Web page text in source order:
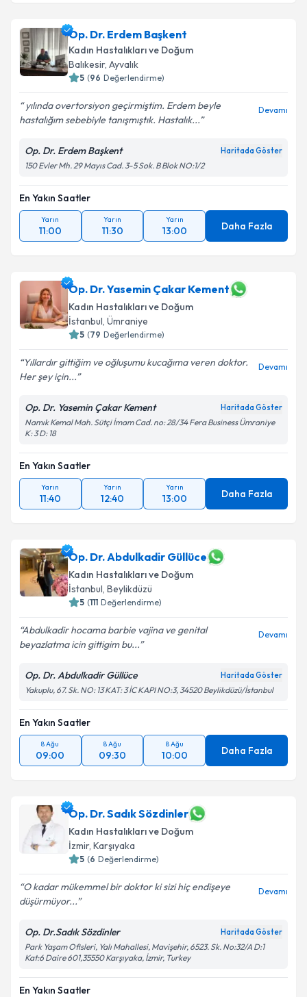
Op. Dr. Erdem Başkent
Kadın Hastalıkları ve Doğum
Balıkesir, Ayvalık
5 (96 Değerlendirme)
yılında overtorsiyon geçirmiştim. Erdem beyle
hastalığım sebebiyle tanışmıştık. Hastalık...
Devamı
Op. Dr. Erdem Başkent Haritada Göster
150 Evler Mh. 29 Mayıs Cad. 3-5 Sok. B Blok NO:1/2
En Yakın Saatler
Yarın
11:00
Yarın
11:30
Yarın
13:00 Daha Fazla
Op. Dr. Yasemin Çakar Kement
Kadın Hastalıkları ve Doğum
İstanbul, Ümraniye
5 (79 Değerlendirme)
Yıllardır gittiğim ve oğluşumu kucağıma veren doktor.
Her şey için...
Devamı
Op. Dr. Yasemin Çakar Kement Haritada Göster
Namık Kemal Mah. Sütçi İmam Cad. no: 28/34 Fera Business Ümraniye
K: 3 D: 18
En Yakın Saatler
Yarın
11:40
Yarın
12:40
Yarın
13:00 Daha Fazla
Op. Dr. Abdulkadir Güllüce
Kadın Hastalıkları ve Doğum
İstanbul, Beylikdüzü
5 (111 Değerlendirme)
Abdulkadir hocama barbie vajina ve genital
beyazlatma icin gittigim bu...
Devamı
Op. Dr. Abdulkadir Güllüce Haritada Göster
Yakuplu, 67. Sk. NO: 13 KAT: 3 İC KAPI NO:3, 34520 Beylikdüzü/İstanbul
En Yakın Saatler
8 Ağu
09:00
8 Ağu
09:30
8 Ağu
10:00 Daha Fazla
Op. Dr. Sadık Sözdinler
Kadın Hastalıkları ve Doğum
İzmir, Karşıyaka
5 (6 Değerlendirme)
O kadar mükemmel bir doktor ki sizi hiç endişeye
düşürmüyor...
Devamı
Op. Dr.Sadık Sözdinler Haritada Göster
Park Yaşam Ofisleri, Yalı Mahallesi, Mavişehir, 6523. Sk. No:32/A D:1
Kat:6 Daire 601,35550 Karşıyaka, İzmir, Turkey
En Yakın Saatler